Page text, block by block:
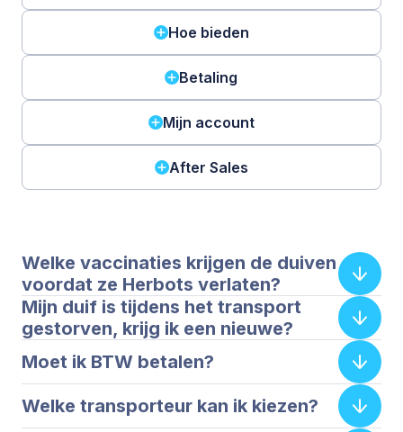
Hoe bieden
Betaling
Mijn account
After Sales
Welke vaccinaties krijgen de duiven
voordat ze Herbots verlaten?
Mijn duif is tijdens het transport
gestorven, krijg ik een nieuwe?
Moet ik BTW betalen?
Welke transporteur kan ik kiezen?